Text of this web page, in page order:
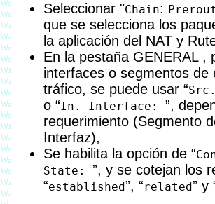
Seleccionar "Chain:
que se selecciona los
la aplicación del NAT y
En la pestaña GENERAL ,
interfaces o segmentos de
tráfico, se puede usar “
o “In. Interface: ”,
requerimiento (Segmento
Interfaz),
Se habilita la opción de “
State: ”, y se cotejan los
“established”, “related” y